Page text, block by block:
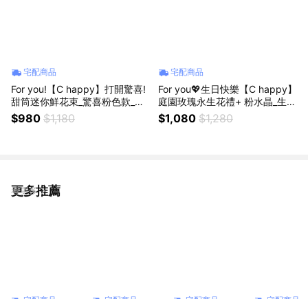
宅配商品
For you!【C happy】打開驚喜!
甜筒迷你鮮花束_驚喜粉色款_全
省低溫宅配
$980 $1,180
宅配商品
For you💖生日快樂【C happy】
庭園玫瑰永生花禮+ 粉水晶_生日
禮物
$1,080 $1,280
更多推薦
看更多